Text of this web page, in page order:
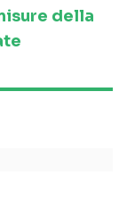
della